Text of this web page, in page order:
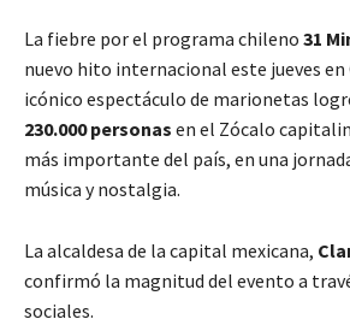
La fiebre por el programa chileno 31
nuevo hito internacional este jueves en
icónico espectáculo de marionetas
230.000 personas en el Zócalo
más importante del país, en una
música y nostalgia.
La alcaldesa de la capital mexicana,
confirmó la magnitud del evento a
sociales.